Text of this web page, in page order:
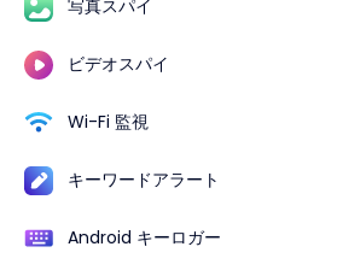
写真スパイ
ビデオスパイ
Wi-Fi 監視
キーワードアラート
Android キーロガー